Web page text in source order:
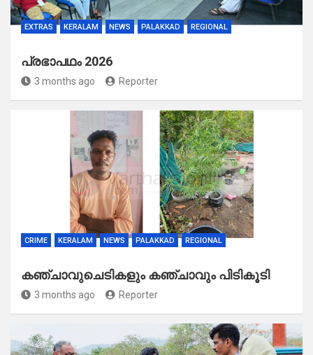
EXTRAS KERALAM NEWS PALAKKAD REGIONAL
പ്രഭാപഥം 2026
3 months ago Reporter
CRIME KERALAM NEWS PALAKKAD REGIONAL
കഞ്ചാവുചെടികളും കഞ്ചാവും പിടികൂടി
3 months ago Reporter